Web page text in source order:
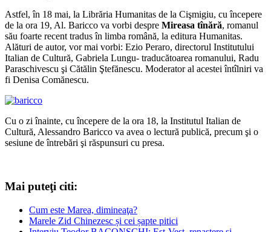
Astfel, în 18 mai, la Librăria Humanitas de la Cişmigiu, cu începere
de la ora 19, Al. Baricco va vorbi despre Mireasa tînără, romanul
său foarte recent tradus în limba română, la editura Humanitas.
Alături de autor, vor mai vorbi: Ezio Peraro, directorul Institutului
Italian de Cultură, Gabriela Lungu- traducătoarea romanului, Radu
Paraschivescu şi Cătălin Ştefănescu. Moderator al acestei întîlniri va
fi Denisa Comănescu.
Cu o zi înainte, cu începere de la ora 18, la Institutul Italian de
Cultură, Alessandro Baricco va avea o lectură publică, precum şi o
sesiune de întrebări şi răspunsuri cu presa.
Mai puteţi citi:
Cum este Marea, dimineaţa?
Marele Zid Chinezesc și cei șapte pitici